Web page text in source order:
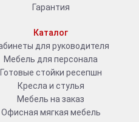
Гарантия
Каталог
для руководителя
Мебель для персонала
Готовые стойки ресепшн
Кресла и стулья
Мебель на заказ
Офисная мягкая мебель